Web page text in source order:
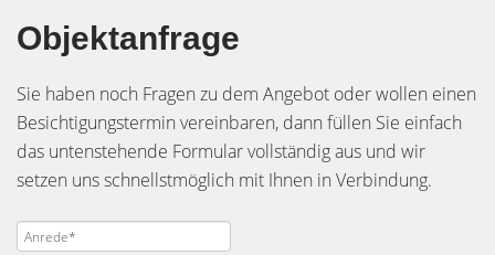
Objektanfrage
Sie haben noch Fragen zu dem Angebot oder wollen einen
Besichtigungstermin vereinbaren, dann füllen Sie einfach
das untenstehende Formular vollständig aus und wir
setzen uns schnellstmöglich mit Ihnen in Verbindung.